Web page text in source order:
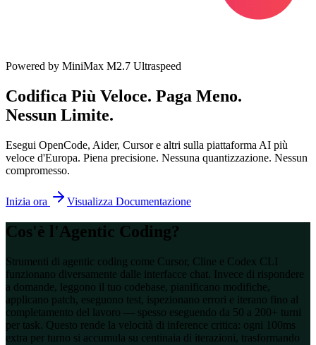
Powered by MiniMax M2.7 Ultraspeed
Codifica Più Veloce. Paga Meno.
Nessun Limite.
Esegui OpenCode, Aider, Cursor e altri sulla piattaforma AI più
veloce d'Europa. Piena precisione. Nessuna quantizzazione. Nessun
compromesso.
Inizia ora Visualizza Documentazione
Cos'è l'Agentic Coding?
Strumenti di agentic coding come Cursor, Cline e Codex CLI
funzionano diversamente dalle interfacce chat. Invece di rispondere
a domande, leggono il tuo codebase, pianificano modifiche,
applicano patch, eseguono test, ispezionano errori e iterano fino al
completamento del lavoro — spesso eseguendo da 50 a 200+ turni
per task. Questo rende la velocità di inference critica: ogni 100ms
extra per turno si accumula su centinaia di iterazioni, trasformando